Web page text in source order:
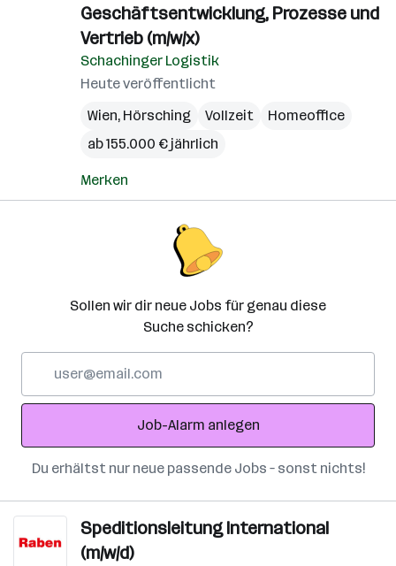
Geschäftsentwicklung, Prozesse und
Vertrieb (m/w/x)
Schachinger Logistik
Heute veröffentlicht
Wien, Hörsching Vollzeit
Homeoffice
ab 155.000 € jährlich
Merken
Sollen wir dir neue Jobs für genau diese
Suche schicken?
Adresse
Job-Alarm anlegen
Du erhältst nur neue passende Jobs – sonst nichts!
Speditionsleitung International
(m/w/d)